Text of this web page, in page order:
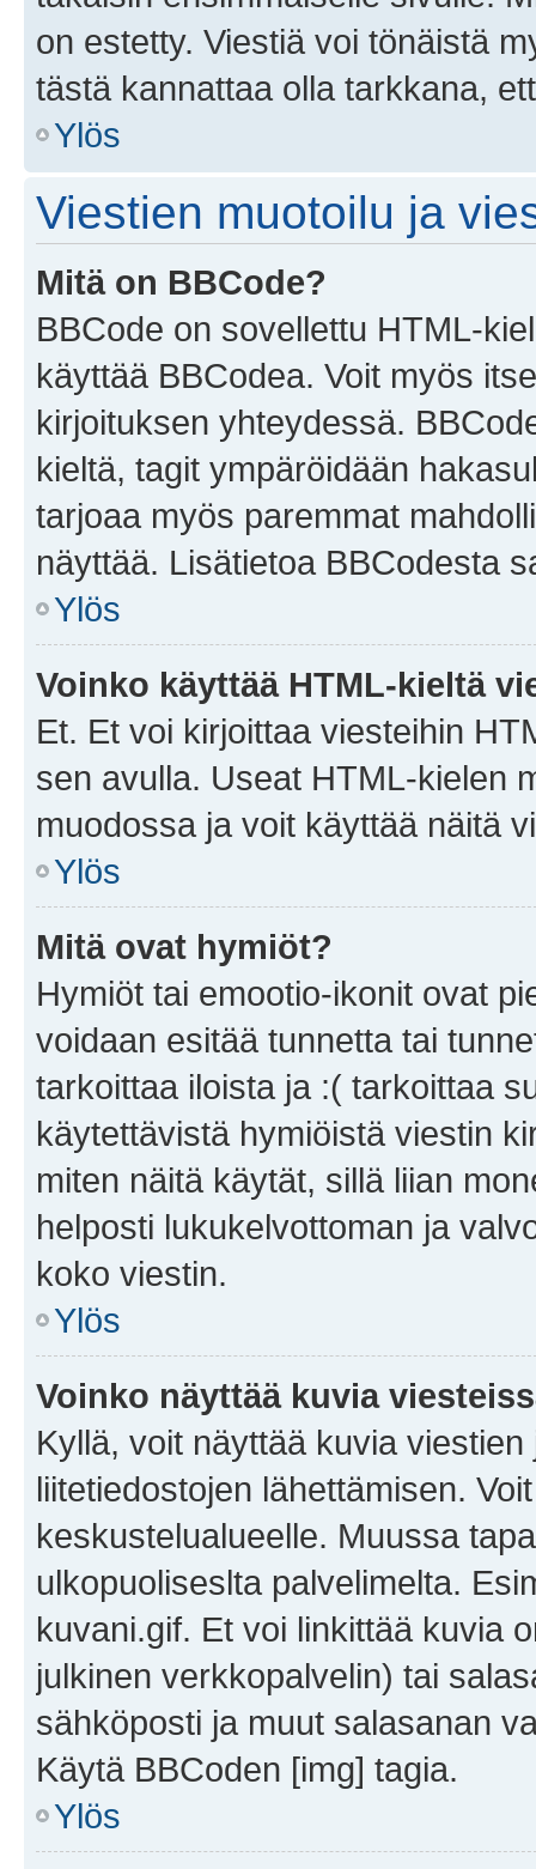
on estetty. Viestiä voi tönäistä
tästä kannattaa olla tarkkana,
Ylös
Viestien muotoilu ja
Mitä on BBCode?
BBCode on sovellettu HTML-
käyttää BBCodea. Voit myös
kirjoituksen yhteydessä.
kieltä, tagit ympäröidään
tarjoaa myös paremmat
näyttää. Lisätietoa BBCodesta
Ylös
Voinko käyttää HTML-kieltä
Et. Et voi kirjoittaa viesteihin
sen avulla. Useat HTML-kielen
muodossa ja voit käyttää näitä
Ylös
Mitä ovat hymiöt?
Hymiöt tai emootio-ikonit ovat
voidaan esitää tunnetta tai
tarkoittaa iloista ja :( tarkoittaa
käytettävistä hymiöistä viestin
miten näitä käytät, sillä liian
helposti lukukelvottoman ja
koko viestin.
Ylös
Voinko näyttää kuvia
Kyllä, voit näyttää kuvia
liitetiedostojen lähettämisen.
keskustelualueelle. Muussa
ulkopuoliseslta palvelimelta.
kuvani.gif. Et voi linkittää kuvia
julkinen verkkopalvelin) tai
sähköposti ja muut salasanan
Käytä BBCoden [img] tagia.
Ylös